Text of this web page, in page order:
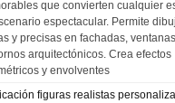
que convierten cualquier
espectacular. Permite
y precisas en fachadas,
arquitectónicos. Crea efectos
y envolventes
figuras realistas